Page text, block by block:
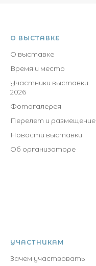
О ВЫСТАВКЕ
О выставке
Время и место
Участники выставки
2026
Фотогалерея
Перелет и размещение
Новости выставки
Об организаторе
УЧАСТНИКАМ
Зачем участвовать